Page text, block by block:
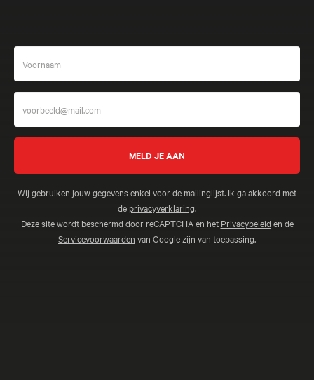
Wij gebruiken jouw gegevens enkel voor de mailinglijst. Ik ga akkoord met
de privacyverklaring
Deze site wordt beschermd door reCAPTCHA en het Privacybeleid en de
Servicevoorwaarden van Google zijn van toepassing.